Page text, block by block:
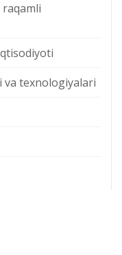
texnologiyalari